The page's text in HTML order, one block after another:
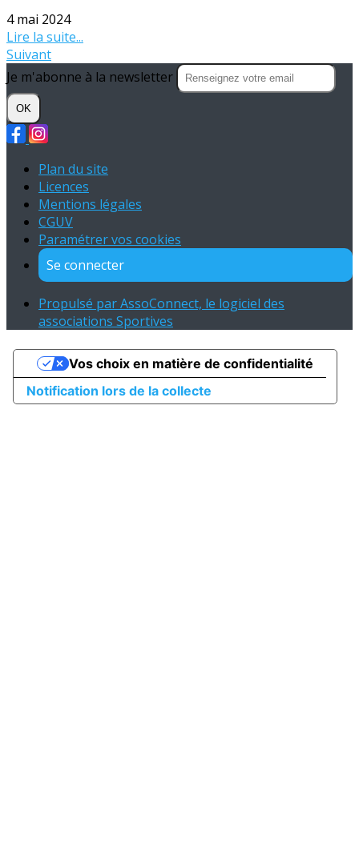
4 mai 2024
Lire la suite...
Suivant
Je m'abonne à la newsletter
OK
Plan du site
Licences
Mentions légales
CGUV
Paramétrer vos cookies
Se connecter
Propulsé par AssoConnect, le logiciel des
associations Sportives
Notification lors de la collecte
Vos choix en matière de confidentialité